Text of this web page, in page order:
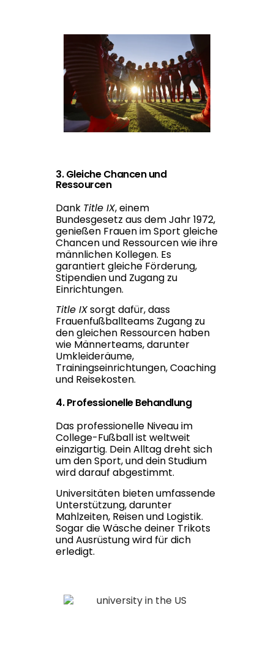
3. Gleiche Chancen und
Ressourcen
Dank Title IX, einem
Bundesgesetz aus dem Jahr 1972,
genießen Frauen im Sport gleiche
Chancen und Ressourcen wie ihre
männlichen Kollegen. Es
garantiert gleiche Förderung,
Stipendien und Zugang zu
Einrichtungen.
Title IXsorgt dafür, dass
Frauenfußballteams Zugang zu
den gleichen Ressourcen haben
wie Männerteams, darunter
Umkleideräume,
Trainingseinrichtungen, Coaching
und Reisekosten.
4. Professionelle Behandlung
Das professionelle Niveau im
College-Fußball ist weltweit
einzigartig. Dein Alltag dreht sich
um den Sport, und dein Studium
wird darauf abgestimmt.
Universitäten bieten umfassende
Unterstützung, darunter
Mahlzeiten, Reisen und Logistik.
Sogar die Wäsche deiner Trikots
und Ausrüstung wird für dich
erledigt.